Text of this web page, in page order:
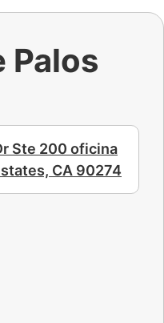
Palos
Ste 200 oficina
CA 90274